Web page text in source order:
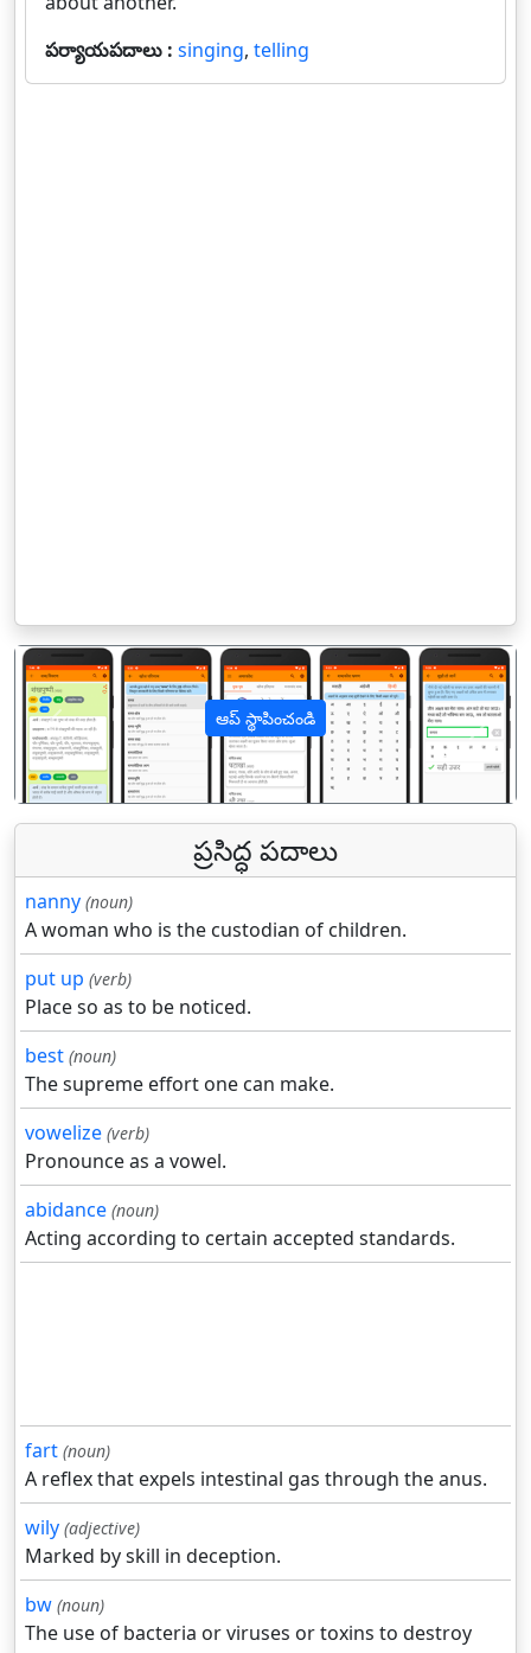
పర్యాయపదాలు : singing, telling
ఆప్ స్థాపించండి
पिछला
ప్రసిద్ధ పదాలు
nanny (noun)
A woman who is the custodian of children.
put up (verb)
Place so as to be noticed.
best (noun)
The supreme effort one can make.
vowelize (verb)
Pronounce as a vowel.
abidance (noun)
Acting according to certain accepted standards.
fart (noun)
A reflex that expels intestinal gas through the anus.
wily (adjective)
Marked by skill in deception.
bw (noun)
The use of bacteria or viruses or toxins to destroy